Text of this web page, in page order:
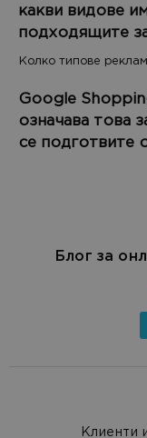
какви видове
подходящите
Колко типове
Google
означава това
се подготвите
Блог за
Клиенти